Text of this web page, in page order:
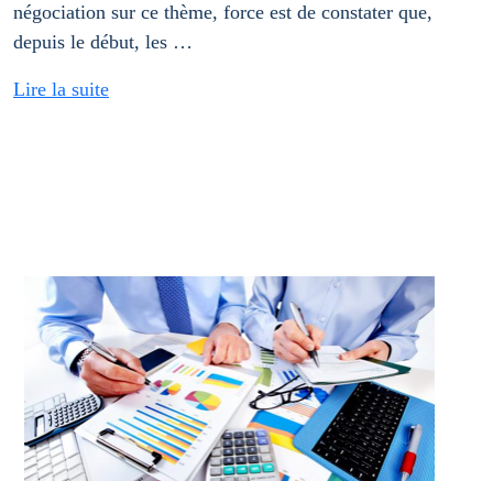
négociation sur ce thème, force est de constater que,
depuis le début, les …
Lire la suite